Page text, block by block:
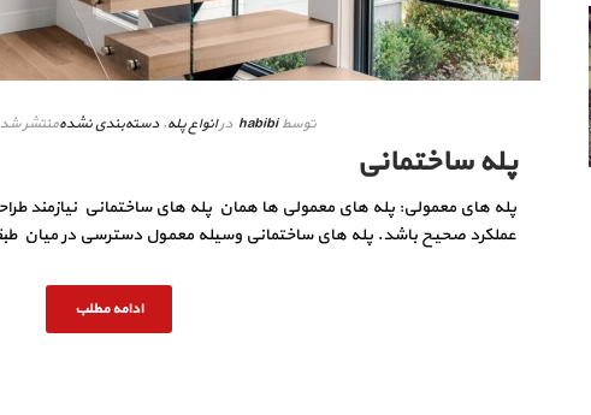
توسط habibi درانواع پله,دسته‌بندی نشدهمنتشر
پله ساختمانی
پله های معمولی: پله های معمولی ها همان پله های ساختمانی نیازمند
عملکرد صحیح باشد. پله های ساختمانی وسیله معمول دسترسی در میان
ادامه مطلب